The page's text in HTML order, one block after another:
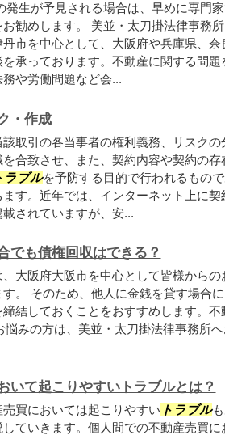
発生が予見される場合は、早めに専門
勧めします。 美並・太刀掛法律事務所
市を中心として、大阪府や兵庫県、奈
承っております。不動産に関する問題
や労働問題など会...
・作成
取引の各当事者の権利義務、リスクの
合致させ、また、契約内容や契約の存
ラブルを予防する目的で行われるもの
す。近年では、インターネット上に契
されていますが、安...
でも債権回収はできる？
大阪府大阪市を中心として皆様からの
。 そのため、他人に金銭を貸す場合
結しておくことをおすすめします。不
悩みの方は、美並・太刀掛法律事務所
いて起こりやすいトラブルとは？
買においては起こりやすい トラブル
ていきます。個人間での不動産売買に